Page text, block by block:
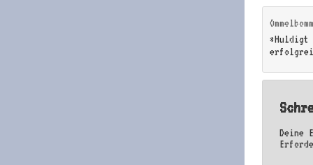
*Huldigt
Deine